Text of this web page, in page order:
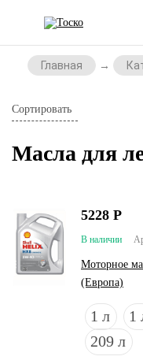
Главная
Сортировать
Масла для
В наличии
Моторное
(Европа)
1 л 1
209 л
5228 Р